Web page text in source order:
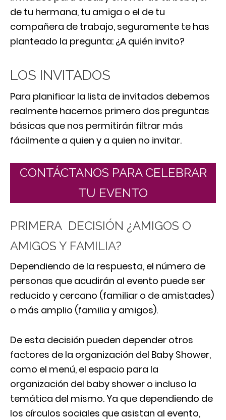
de tu hermana, tu amiga o el de tu
compañera de trabajo, seguramente te has
planteado la pregunta: ¿A quién invito?
LOS INVITADOS
Para planificar la lista de invitados debemos
realmente hacernos primero dos preguntas
básicas que nos permitirán filtrar más
fácilmente a quien y a quien no invitar.
CONTÁCTANOS PARA CELEBRAR
TU EVENTO
PRIMERA DECISIÓN ¿AMIGOS O
AMIGOS Y FAMILIA?
Dependiendo de la respuesta, el número de
personas que acudirán al evento puede ser
reducido y cercano (familiar o de amistades)
o más amplio (familia y amigos).
De esta decisión pueden depender otros
factores de la organización del Baby Shower,
como el menú, el espacio para la
organización del baby shower o incluso la
temática del mismo. Ya que dependiendo de
los círculos sociales que asistan al evento,